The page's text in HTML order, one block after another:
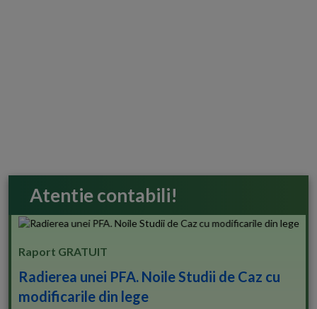
Atentie contabili!
Raport GRATUIT
Radierea unei PFA. Noile Studii de Caz cu
modificarile din lege